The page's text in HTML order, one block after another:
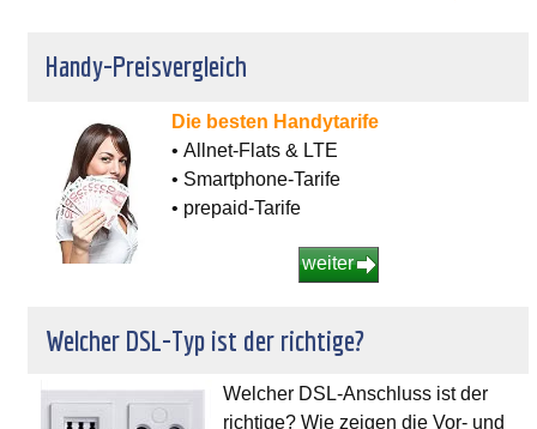
Handy-Preisvergleich
Die besten Handytarife
• Allnet-Flats & LTE
• Smartphone-Tarife
• prepaid-Tarife
weiter
Welcher DSL-Typ ist der richtige?
Welcher DSL-Anschluss ist der
richtige? Wie zeigen die Vor- und